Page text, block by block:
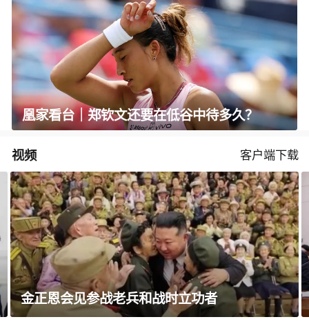
凰家看台｜郑钦文还要在低谷中待多久？
视频 客户端下载
韩国足协就“性招待”外国裁判丑闻致歉